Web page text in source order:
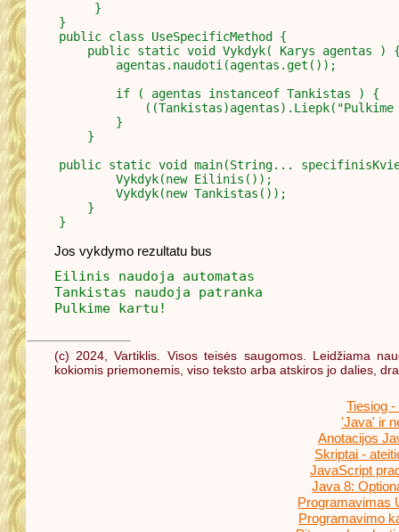
     }
}
public class UseSpecificMethod {
public static void Vykdyk( Karys agentas )
        agentas.naudoti(agentas.get());
        if ( agentas instanceof Tankistas ) {
((Tankistas)agentas).Liepk("Pulkime
        }
    }
public static void main(String...
        Vykdyk(new Eilinis());
        Vykdyk(new Tankistas());
    }
Jos vykdymo rezultatu bus
Eilinis naudoja automatas
Tankistas naudoja patranka
Pulkime kartu!
(c) 2024, Vartiklis. Visos teisės saugomos. Leidžiama
kokiomis priemonemis, viso teksto arba atskiros jo dalies,
Tiesiog
'Java' ir
Anotacijos
Skriptai -
JavaScript
Java 8:
Programavimas
Programavimo